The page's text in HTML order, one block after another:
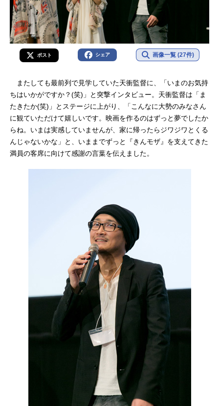
ポスト シェア 画像一覧 (27件)
またしても最前列で見学していた天衝監督に、「いまのお気持
ちはいかがですか？(笑)」と突撃インタビュー。天衝監督は「ま
たきたか(笑)」とステージに上がり、「こんなに大勢のみなさん
に観ていただけて嬉しいです。映画を作るのはずっと夢でしたか
らね。いまは実感していませんが、家に帰ったらジワジワとくる
んじゃないかな」と、いままでずっと『きんモザ』を支えてきた
満員の客席に向けて感謝の言葉を伝えました。